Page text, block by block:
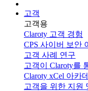
고객
고객용
Claroty 고객 경험
CPS 사이버 보안
고객 사례 연구
고객이 Claroty를
Claroty xCel 아카
고객을 위한 지원